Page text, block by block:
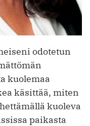
odotetun
kuolemaa
käsittää, miten
kuoleva
paikasta